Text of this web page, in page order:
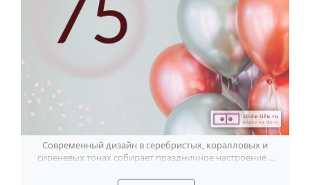
Современный дизайн в серебристых, коралловых и
сиреневых тонах собирает праздничное настроение к